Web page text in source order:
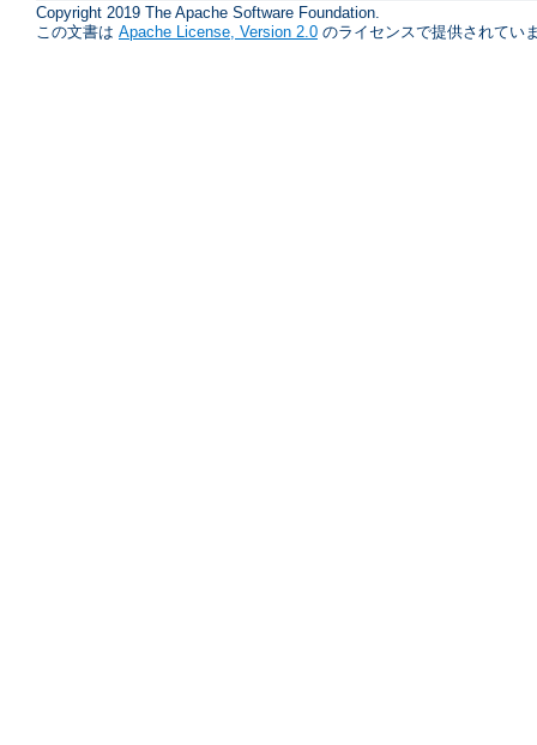
Copyright 2019 The Apache Software Foundation.
この文書は Apache License, Version 2.0 のライセンスで提供されてい